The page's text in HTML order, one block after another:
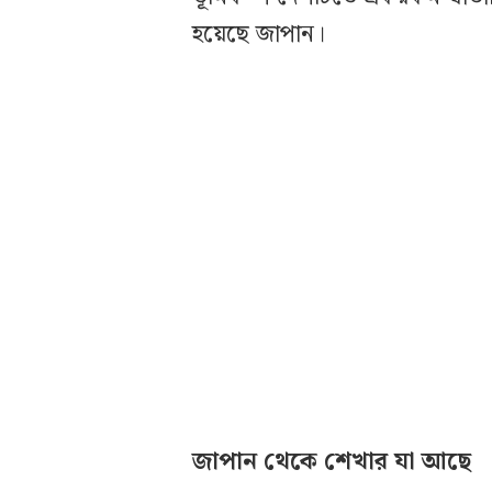
হয়েছে জাপান।
জাপান থেকে শেখার যা আছে